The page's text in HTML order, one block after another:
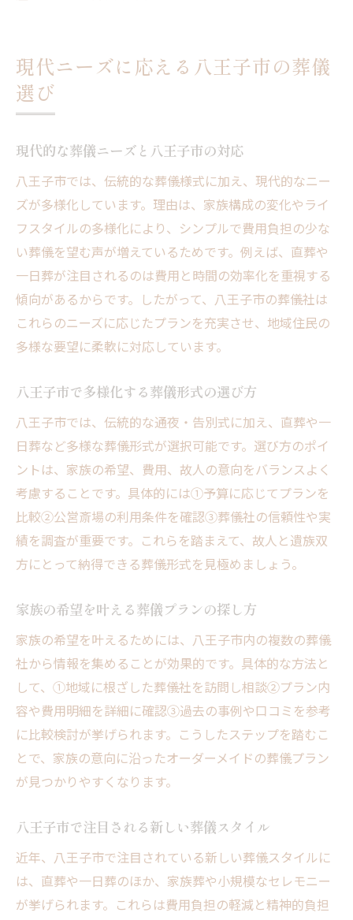
現代ニーズに応える八王子市の葬儀
選び
現代的な葬儀ニーズと八王子市の対応
八王子市では、伝統的な葬儀様式に加え、現代的なニー
ズが多様化しています。理由は、家族構成の変化やライ
フスタイルの多様化により、シンプルで費用負担の少な
い葬儀を望む声が増えているためです。例えば、直葬や
一日葬が注目されるのは費用と時間の効率化を重視する
傾向があるからです。したがって、八王子市の葬儀社は
これらのニーズに応じたプランを充実させ、地域住民の
多様な要望に柔軟に対応しています。
八王子市で多様化する葬儀形式の選び方
八王子市では、伝統的な通夜・告別式に加え、直葬や一
日葬など多様な葬儀形式が選択可能です。選び方のポイ
ントは、家族の希望、費用、故人の意向をバランスよく
考慮することです。具体的には①予算に応じてプランを
比較②公営斎場の利用条件を確認③葬儀社の信頼性や実
績を調査が重要です。これらを踏まえて、故人と遺族双
方にとって納得できる葬儀形式を見極めましょう。
家族の希望を叶える葬儀プランの探し方
家族の希望を叶えるためには、八王子市内の複数の葬儀
社から情報を集めることが効果的です。具体的な方法と
して、①地域に根ざした葬儀社を訪問し相談②プラン内
容や費用明細を詳細に確認③過去の事例や口コミを参考
に比較検討が挙げられます。こうしたステップを踏むこ
とで、家族の意向に沿ったオーダーメイドの葬儀プラン
が見つかりやすくなります。
八王子市で注目される新しい葬儀スタイル
近年、八王子市で注目されている新しい葬儀スタイルに
は、直葬や一日葬のほか、家族葬や小規模なセレモニー
が挙げられます。これらは費用負担の軽減と精神的負担